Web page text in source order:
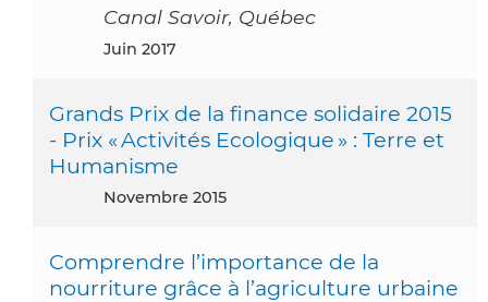
Canal Savoir, Québec
juin 2017
Grands Prix de la finance solidaire 2015
- Prix « Activités Ecologique » : Terre et
Humanisme
novembre 2015
Comprendre l’importance de la
nourriture grâce à l’agriculture urbaine